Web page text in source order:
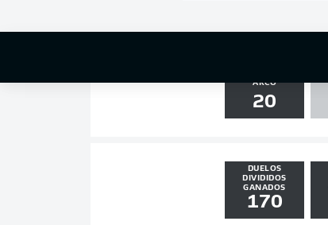
ARCO
20
DUELOS
DIVIDIDOS
GANADOS
170